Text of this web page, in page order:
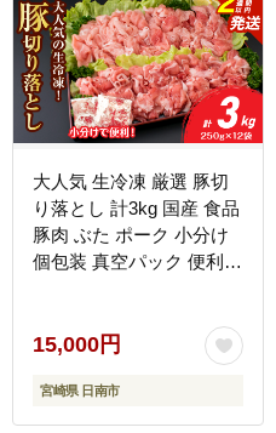
大人気 生冷凍 厳選 豚切
り落とし 計3kg 国産 食品
豚肉 ぶた ポーク 小分け
個包装 真空パック 便利
当 おかず 晩ご飯 おすす
め 使い切りサイズ 万能食
材 おすそ分け 宮崎県 日
南市 送料無料_C167-26-
15,000円
宮崎県 日南市